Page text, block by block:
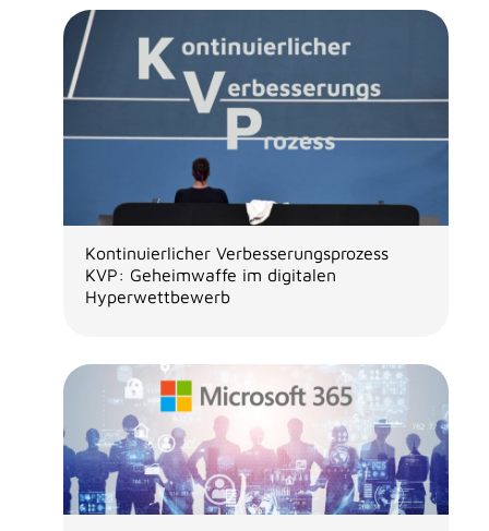
Kontinuierlicher Verbesserungsprozess
KVP: Geheimwaffe im digitalen
Hyperwettbewerb